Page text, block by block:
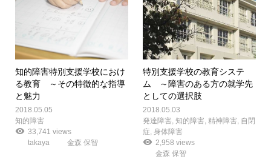
知的障害特別支援学校におけ
る教育 ～その特徴的な指導
と魅力
2018.05.05
知的障害
33,741 views
takaya
金森 保智
特別支援学校の教育システ
ム ～障害のある方の就学先
としての選択肢
2018.05.03
発達障害,知的障害,精神障害, 自閉
症,身体障害
2,958 views
金森 保智